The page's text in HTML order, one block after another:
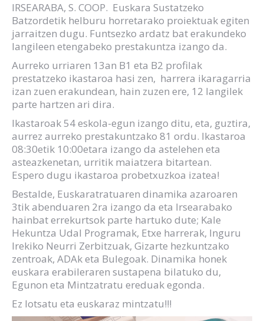
IRSEARABA, S. COOP. Euskara Sustatzeko
Batzordetik helburu horretarako proiektuak egiten
jarraitzen dugu. Funtsezko ardatz bat erakundeko
langileen etengabeko prestakuntza izango da.
Aurreko urriaren 13an B1 eta B2 profilak
prestatzeko ikastaroa hasi zen, harrera ikaragarria
izan zuen erakundean, hain zuzen ere, 12 langilek
parte hartzen ari dira.
Ikastaroak 54 eskola-egun izango ditu, eta, guztira,
aurrez aurreko prestakuntzako 81 ordu. Ikastaroa
08:30etik 10:00etara izango da astelehen eta
asteazkenetan, urritik maiatzera bitartean.
Espero dugu ikastaroa probetxuzkoa izatea!
Bestalde, Euskaratratuaren dinamika azaroaren
3tik abenduaren 2ra izango da eta Irsearabako
hainbat errekurtsok parte hartuko dute; Kale
Hekuntza Udal Programak, Etxe harrerak, Inguru
Irekiko Neurri Zerbitzuak, Gizarte hezkuntzako
zentroak, ADAk eta Bulegoak. Dinamika honek
euskara erabileraren sustapena bilatuko du,
Egunon eta Mintzatratu ereduak egonda.
Ez lotsatu eta euskaraz mintzatu!!!